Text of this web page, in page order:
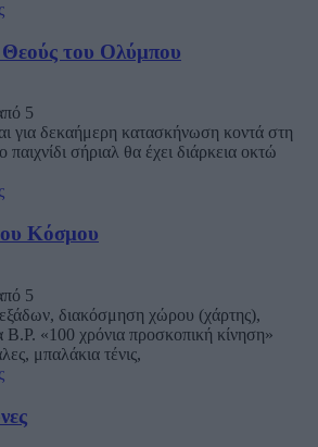
του Ολύμπου
5
για δεκαήμερη κατασκήνωση κοντά στη
σήριαλ θα έχει διάρκεια οκτώ
Κόσμου
5
διακόσμηση χώρου (χάρτης),
«100 χρόνια προσκοπική κίνηση»
μπαλάκια τένις,